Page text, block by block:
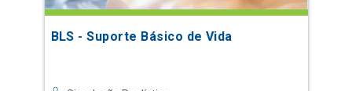
BLS - Suporte Básico de Vida